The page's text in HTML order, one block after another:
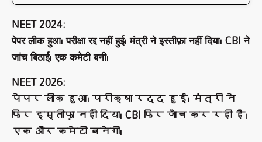
NEET 2024:
पेपर लीक हुआ। परीक्षा रद्द नहीं हुई। मंत्री ने इस्तीफ़ा नहीं दिया। CBI ने
जांच बिठाई। एक कमेटी बनी।
NEET 2026:
पेपर लीक हुआ। परीक्षा रद्द हुई। मंत्री ने
फिर इस्तीफ़ा नहीं दिया। CBI फिर जाँच कर रही है।
एक और कमेटी बनेगी।